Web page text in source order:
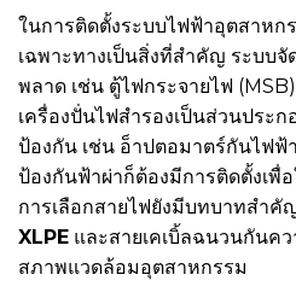
ในการติดตั้งระบบไฟฟ้าอุตสาห
เฉพาะทางเป็นสิ่งที่สำคัญ ระบบ
พลาด เช่น ตู้ไฟกระจายไฟ
เครื่องปั่นไฟสำรองเป็นส่วนประ
ป้องกัน เช่น อ็าปตอมาตร์กันไฟฟ้
ป้องกันฟ้าผ่าก็ต้องมีการติดตั้งเพื่
การเลือกสายไฟยังมีบทบาทสำคั
XLPE และสายเคเบิ้ลฉนวนกันค
สภาพแวดล้อมอุตสาหกรรม